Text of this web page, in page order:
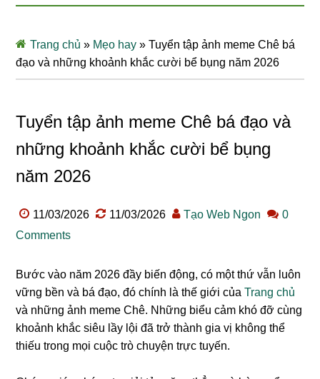
Trang chủ » Mẹo hay »Tuyển tập ảnh meme Chê bá
đạo và những khoảnh khắc cười bể bụng năm 2026
Tuyển tập ảnh meme Chê bá đạo và
những khoảnh khắc cười bể bụng
năm 2026
11/03/2026 11/03/2026 Tạo Web Ngon
0
Comments
Bước vào năm 2026 đầy biến động, có một thứ vẫn luôn
vững bền và bá đạo, đó chính là thế giới củaTrang chủ
và những ảnh meme Chê. Những biểu cảm khó đỡ cùng
khoảnh khắc siêu lầy lội đã trở thành gia vị không thể
thiếu trong mọi cuộc trò chuyện trực tuyến.